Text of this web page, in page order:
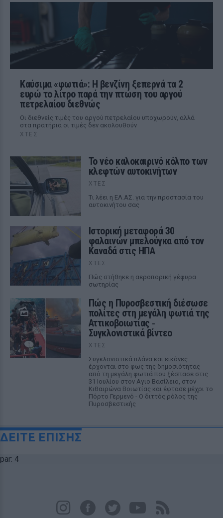
Καύσιμα «φωτιά»: Η βενζίνη ξεπερνά τα 2
ευρώ το λίτρο παρά την πτώση του αργού
πετρελαίου διεθνώς
Οι διεθνείς τιμές του αργού πετρελαίου υποχωρούν, αλλά
στα πρατήρια οι τιμές δεν ακολουθούν
ΧΤΕΣ
Το νέο καλοκαιρινό κόλπο των
κλεφτών αυτοκινήτων
ΧΤΕΣ
Tι λέει η ΕΛ.ΑΣ. για την προστασία του
αυτοκινήτου σας
Ιστορική μεταφορά 30
φαλαινών μπελούγκα από τον
Καναδά στις ΗΠΑ
ΧΤΕΣ
Πώς στήθηκε η αεροπορική γέφυρα
σωτηρίας
Πώς η Πυροσβεστική διέσωσε
πολίτες στη μεγάλη φωτιά της
Αττικοβοιωτίας ‑
Συγκλονιστικά βίντεο
ΧΤΕΣ
Συγκλονιστικά πλάνα και εικόνες
έρχονται στο φως της δημοσιότητας
από τη μεγάλη φωτιά που ξέσπασε στις
31 Ιουλίου στον Αγιο Βασίλειο, στον
Κιθαιρώνα Βοιωτίας και έφτασε μέχρι το
Πόρτο Γερμενό - Ο διττός ρόλος της
Πυροσβεστικής
ΔΕΙΤΕ ΕΠΙΣΗΣ
par: 4